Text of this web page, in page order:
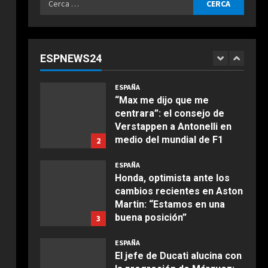
ESPNEWS24
1
Agosto 6, 2026
2
ESPAÑA
“Max me dijo que me
centrara”: el consejo de
Verstappen a Antonelli en
medio del mundial de F1
3
ESPAÑA
Honda, optimista ante los
cambios recientes en Aston
Martin: “Estamos en una
buena posición”
ESPAÑA
El jefe de Ducati alucina con
COCINA
Ensalada de espinacas
deliciosa
Maggio 28, 2026
Boquerones fritos en
freidora de aire
Aprile 24, 2026
Buñuelos de alcachofas
Aprile 5, 2026